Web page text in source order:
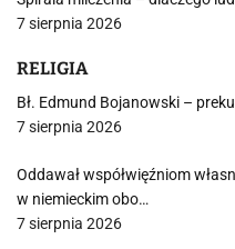
7 sierpnia 2026
RELIGIA
Bł. Edmund Bojanowski –
7 sierpnia 2026
Oddawał współwięźniom
w niemieckim obo…
7 sierpnia 2026